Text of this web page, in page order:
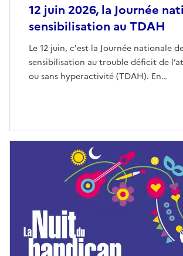
12 juin 2026, la Journée
sensibilisation au TDAH
Le 12 juin, c'est la Journée nationale
sensibilisation au trouble déficit de
ou sans hyperactivité (TDAH). En…